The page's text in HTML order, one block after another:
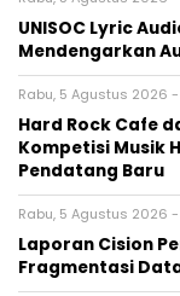
UNISOC Lyric
Mendengarkan
Rabu, 5 Agustus 2026 -
Hard Rock Cafe
Kompetisi Musik
Pendatang Baru
Rabu, 5 Agustus 2026 -
Laporan Cision
Fragmentasi